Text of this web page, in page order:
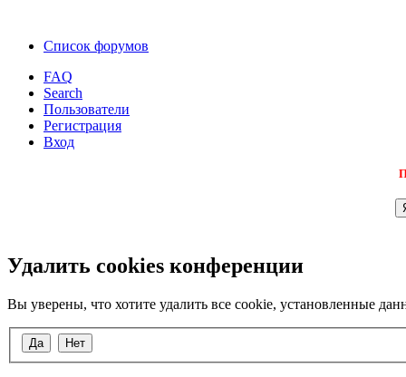
Список форумов
FAQ
Search
Пользователи
Регистрация
Вход
Удалить cookies конференции
Вы уверены, что хотите удалить все cookie, установленные